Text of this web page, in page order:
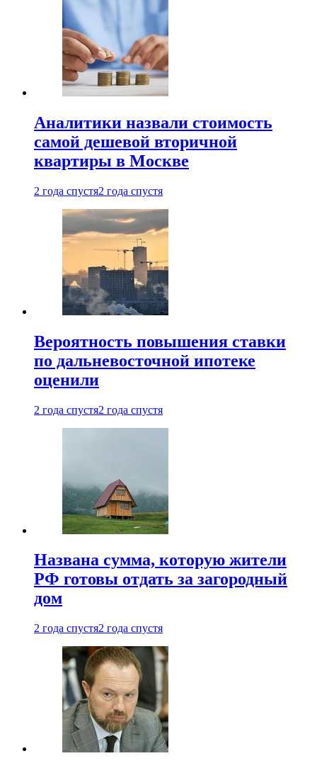
Аналитики назвали стоимость
самой дешевой вторичной
квартиры в Москве
2 года спустя2 года спустя
Вероятность повышения ставки
по дальневосточной ипотеке
оценили
2 года спустя2 года спустя
Названа сумма, которую жители
РФ готовы отдать за загородный
дом
2 года спустя2 года спустя